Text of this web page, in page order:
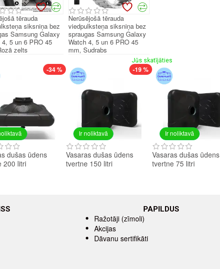
tērauda
siksniņa bez
Samsung Galaxy
4, 5 un 6 PRO 45
zelts
Nerūsējošā tērauda
viedpulksteņa siksniņa bez
spraugas Samsung Galaxy
Watch 4, 5 un 6 PRO 45
mm, Sudrabs
Jūs skatījāties
-34 %
dušas ūdens
200 litri
Ir noliktavā
-19 %
Vasaras dušas ūdens
tvertne 150 litri
Ir noliktavā
Vasaras dušas ūdens
tvertne 75 litri
PAPILDUS
Ražotāji (zīmoli)
Akcijas
Dāvanu sertifikāti